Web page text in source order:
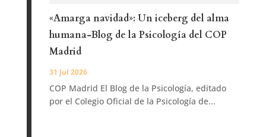
«Amarga navidad»: Un iceberg del alma
humana-Blog de la Psicología del COP
Madrid
31 Jul 2026
COP Madrid El Blog de la Psicología, editado
por el Colegio Oficial de la Psicología de...